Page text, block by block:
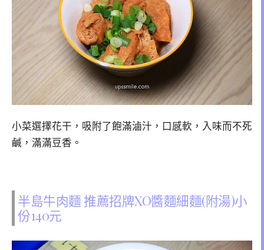
小菜選擇花干，吸附了飽滿滷汁，口感軟，入味而不死
鹹，滿滿豆香。
半島牛肉麵 推薦招牌XO醬麵細麵(附湯)小
份140元